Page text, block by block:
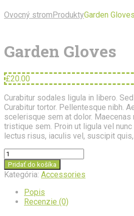
Ovocný strom ProduktyGarden Gloves
Garden Gloves
£20.00
Curabitur sodales ligula in libero.
Curabitur tortor. Pellentesque nibh.
scelerisque sem at dolor.
tristique sem. Proin ut ligula vel
lectus risus, iaculis vel, suscipit
množstvo
Garden
Gloves
Pridať do košíka
Kategória: Accessories
Popis
Recenzie (0)